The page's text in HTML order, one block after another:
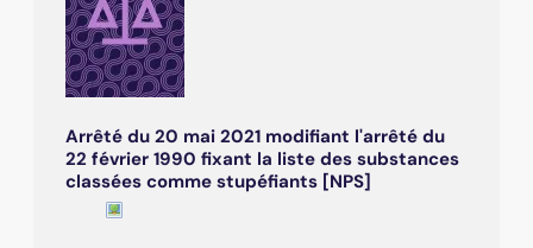
Arrêté du 20 mai 2021 modifiant l'arrêté du
22 février 1990 fixant la liste des substances
classées comme stupéfiants [NPS]